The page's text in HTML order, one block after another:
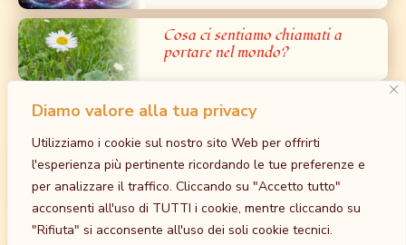
Diamo valore alla tua privacy
Utilizziamo i cookie sul nostro sito Web per offrirti
l'esperienza più pertinente ricordando le tue preferenze e
per analizzare il traffico. Cliccando su "Accetto tutto"
acconsenti all'uso di TUTTI i cookie, mentre cliccando su
"Rifiuta" si acconsente all'uso dei soli cookie tecnici.
Cosa ci sentiamo chiamati a
portare nel mondo?
Prossimi Eventi
Iniziazione al Bardo: la Grande Liberazione
dalla Paura – Tantra Bianco
atTempio della Madre, Cavriago, RE